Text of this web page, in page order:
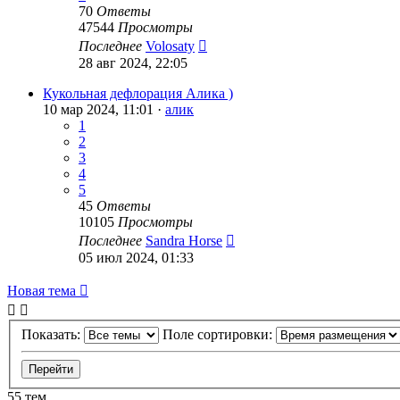
70 Ответы
47544 Просмотры
Последнее Volosaty
28 авг 2024, 22:05
Кукольная дефлорация Алика )
10 мар 2024, 11:01 · алик
1
2
3
4
5
45 Ответы
10105 Просмотры
Последнее Sandra Horse
05 июл 2024, 01:33
Новая тема
Показать: Поле сортировки:
55 тем